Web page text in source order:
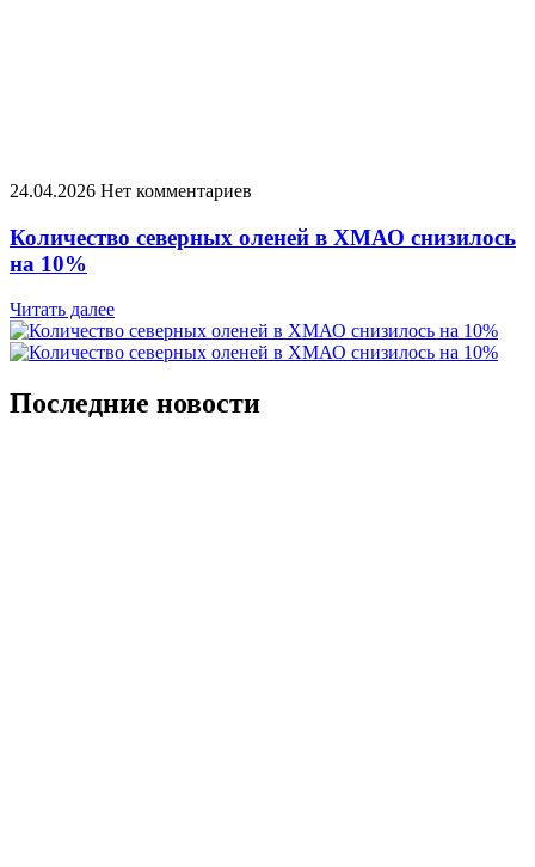
24.04.2026 Нет комментариев
Количество северных оленей в ХМАО снизилось
на 10%
Читать далее
Последние новости